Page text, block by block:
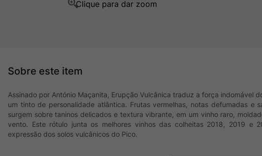
Assinado por António Maçanita, Erupção Vulcânica traduz a força indomável
um tinto de personalidade atlântica. Frutas vermelhas, notas defumadas e
surgem sobre taninos delicados e textura vibrante, em um vinho raro,
vento. Este rótulo junta os melhores vinhos das colheitas 2018, 2019 e
expressão dos solos vulcânicos do Pico.